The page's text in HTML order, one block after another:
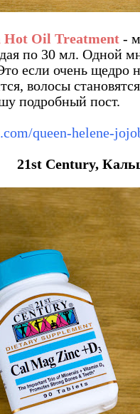
Hot Oil Treatment-
по 30 мл. Одной
если очень щедро
волосы
подробный пост.
queen-helene-
21st Century,